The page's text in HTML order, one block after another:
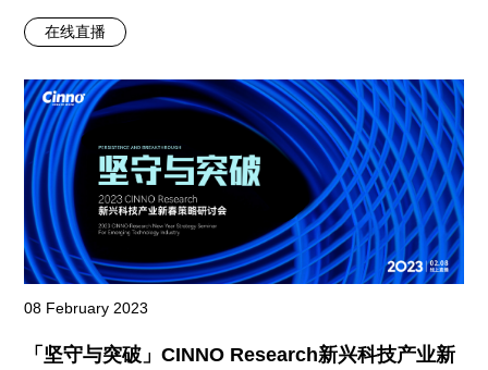
在线直播
08 February 2023
「坚守与突破」CINNO Research新兴科技产业新